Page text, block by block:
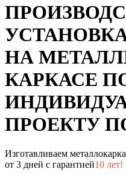
НА
КАРКАСЕ
ПРОЕКТУ
Изготавливаем
от 3 дней с гарантией10 лет!